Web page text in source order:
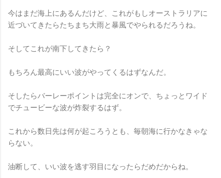
今はまだ海上にあるんだけど、これがもしオーストラリアに
近づいてきたらたちまち大雨と暴風でやられるだろうね。
そしてこれが南下してきたら？
もちろん最高にいい波がやってくるはずなんだ。
そしたらバーレーポイントは完全にオンで、ちょっとワイド
でチュービーな波が炸裂するはず。
これから数日先は何が起ころうとも、毎朝海に行かなきゃな
らない。
油断して、いい波を逃す羽目になったらだめだからね。